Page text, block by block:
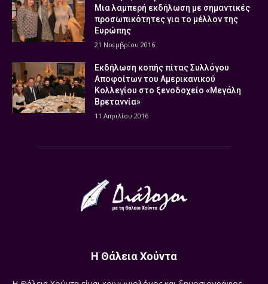
Μια λαμπερή εκδήλωση με σημαντικές
προσωπικότητες για το μέλλον της
Ευρώπης
21 Νοεμβρίου 2016
Εκδήλωση κοπής πίτας Συλλόγου
Αποφοίτων του Αμερικανικού
Κολλεγίου στο ξενοδοχείο «Μεγάλη
Βρεταννία»
11 Απριλίου 2016
Η Θάλεια Χούντα